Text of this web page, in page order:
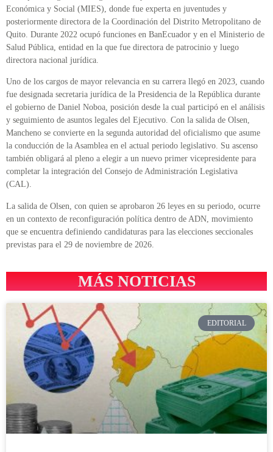
Económica y Social (MIES), donde fue experta en juventudes y
posteriormente directora de la Coordinación del Distrito Metropolitano de
Quito. Durante 2022 ocupó funciones en BanEcuador y en el Ministerio de
Salud Pública, entidad en la que fue directora de patrocinio y luego
directora nacional jurídica.
Uno de los cargos de mayor relevancia en su carrera llegó en 2023, cuando
fue designada secretaria jurídica de la Presidencia de la República durante
el gobierno de Daniel Noboa, posición desde la cual participó en el análisis
y seguimiento de asuntos legales del Ejecutivo. Con la salida de Olsen,
Mancheno se convierte en la segunda autoridad del oficialismo que asume
la conducción de la Asamblea en el actual periodo legislativo. Su ascenso
también obligará al pleno a elegir a un nuevo primer vicepresidente para
completar la integración del Consejo de Administración Legislativa
(CAL).
La salida de Olsen, con quien se aprobaron 26 leyes en su periodo, ocurre
en un contexto de reconfiguración política dentro de ADN, movimiento
que se encuentra definiendo candidaturas para las elecciones seccionales
previstas para el 29 de noviembre de 2026.
MÁS NOTICIAS
EDITORIAL